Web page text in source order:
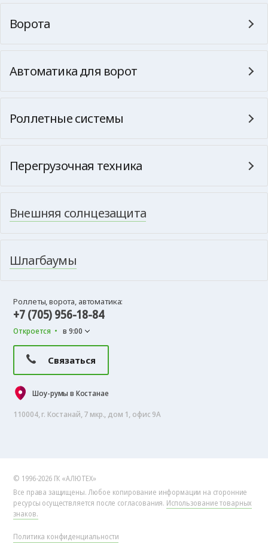
Ворота
Автоматика для ворот
Роллетные системы
Перегрузочная техника
Внешняя солнцезащита
Шлагбаумы
Роллеты, ворота, автоматика:
+7 (705) 956-18-84
Откроется в 9:00
Связаться
Шоу-румы в Костанае
110004, г. Костанай, 7 мкр., дом 1, офис 9А
© 1996-2026 ГК «АЛЮТЕХ»
Все права защищены. Любое копирование информации на сторонние
ресурсы осуществляется после согласования. Использование товарных
знаков.
Политика конфиденциальности